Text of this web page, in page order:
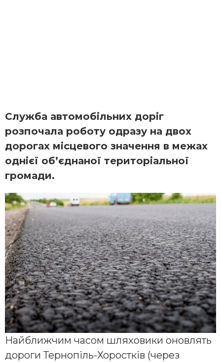
Служба автомобільних доріг
розпочала роботу одразу на двох
дорогах місцевого значення в межах
однієї об’єднаної територіальної
громади.
Найближчим часом шляховики оновлять
дороги Тернопіль-Хоростків (через